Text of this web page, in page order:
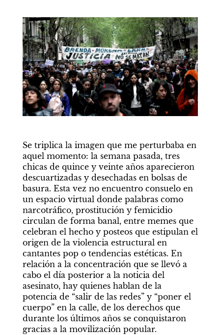
Se triplica la imagen que me perturbaba en
aquel momento: la semana pasada, tres
chicas de quince y veinte años aparecieron
descuartizadas y desechadas en bolsas de
basura. Esta vez no encuentro consuelo en
un espacio virtual donde palabras como
narcotráfico, prostitución y femicidio
circulan de forma banal, entre memes que
celebran el hecho y posteos que estipulan el
origen de la violencia estructural en
cantantes pop o tendencias estéticas. En
relación a la concentración que se llevó a
cabo el día posterior a la noticia del
asesinato, hay quienes hablan de la
potencia de “salir de las redes” y “poner el
cuerpo” en la calle, de los derechos que
durante los últimos años se conquistaron
gracias a la movilización popular.